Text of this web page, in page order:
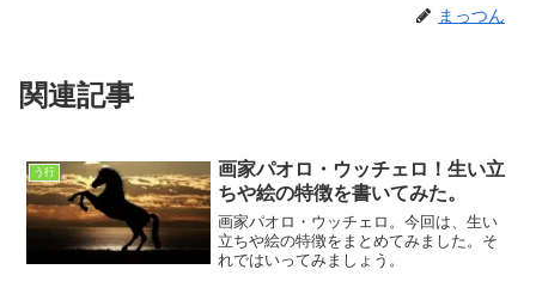
まっつん
関連記事
う行
画家パオロ・ウッチェロ！生い立
ちや絵の特徴を書いてみた。
画家パオロ・ウッチェロ。今回は、生い
立ちや絵の特徴をまとめてみました。そ
れではいってみましょう。